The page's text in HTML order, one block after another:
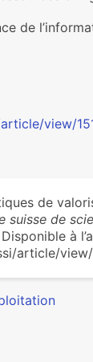
de
view/
de
suisse de
à
article/view/